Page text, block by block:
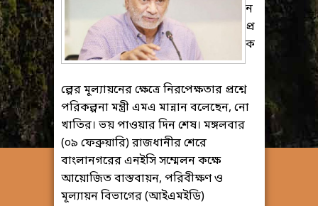
ন
প্র
ক
ল্পের মূল্যায়নের ক্ষেত্রে নিরপেক্ষতার প্রশ্নে
পরিকল্পনা মন্ত্রী এমএ মান্নান বলেছেন, নো
খাতির। ভয় পাওয়ার দিন শেষ। মঙ্গলবার
(০৯ ফেব্রুয়ারি) রাজধানীর শেরে
বাংলানগরের এনইসি সম্মেলন কক্ষে
আয়োজিত বাস্তবায়ন, পরিবীক্ষণ ও
মূল্যায়ন বিভাগের (আইএমইডি)